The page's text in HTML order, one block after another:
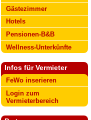
Gästezimmer
Hotels
Pensionen-B&B
Wellness-Unterkünfte
Infos für Vermieter
FeWo inserieren
Login zum
Vermieterbereich